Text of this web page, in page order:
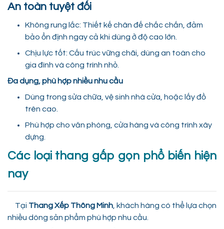
An toàn tuyệt đối
Không rung lắc: Thiết kế chân đế chắc chắn, đảm
bảo ổn định ngay cả khi dùng ở độ cao lớn.
Chịu lực tốt: Cấu trúc vững chãi, dùng an toàn cho
gia đình và công trình nhỏ.
Đa dụng, phù hợp nhiều nhu cầu
Dùng trong sửa chữa, vệ sinh nhà cửa, hoặc lấy đồ
trên cao.
Phù hợp cho văn phòng, cửa hàng và công trình xây
dựng.
Các loại thang gấp gọn phổ biến hiện
nay
Tại Thang Xếp Thông Minh , khách hàng có thể lựa chọn
nhiều dòng sản phẩm phù hợp nhu cầu.